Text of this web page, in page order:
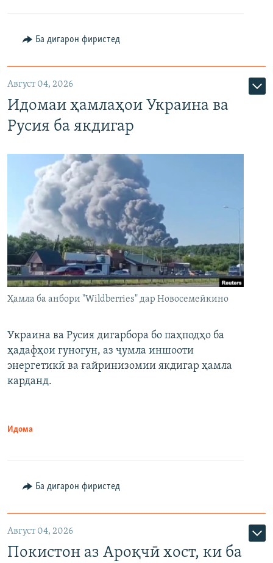
Ба дигарон фиристед
Август 04, 2026
Идомаи ҳамлаҳои Украина ва
Русия ба якдигар
Ҳамла ба анбори "Wildberries" дар Новосемейкино
Украина ва Русия дигарбора бо паҳподҳо ба
ҳадафҳои гуногун, аз ҷумла иншооти
энергетикӣ ва ғайринизомии якдигар ҳамла
карданд.
Идома
Ба дигарон фиристед
Август 04, 2026
Покистон аз Ароқчӣ хост, ки ба